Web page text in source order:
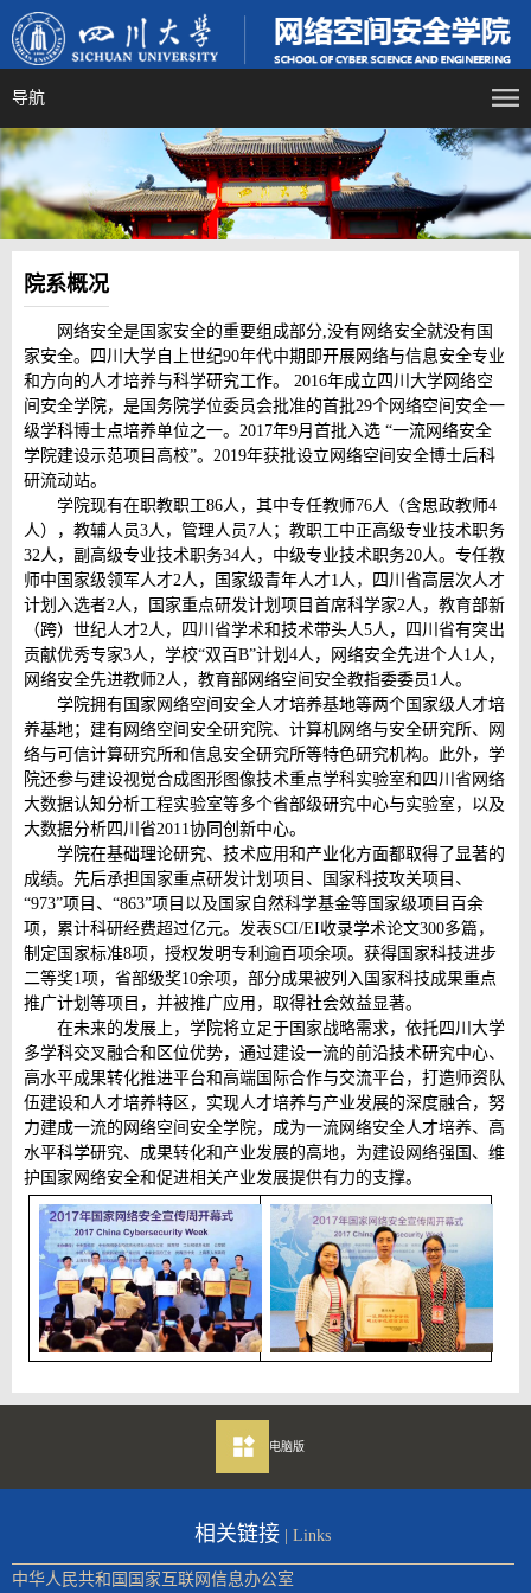
导航
院系概况
网络安全是国家安全的重要组成部分,没有网络安全就没有国
家安全。四川大学自上世纪90年代中期即开展网络与信息安全专业
和方向的人才培养与科学研究工作。 2016年成立四川大学网络空
间安全学院，是国务院学位委员会批准的首批29个网络空间安全一
级学科博士点培养单位之一。2017年9月首批入选 “一流网络安全
学院建设示范项目高校”。2019年获批设立网络空间安全博士后科
研流动站。
学院现有在职教职工86人，其中专任教师76人（含思政教师4
人），教辅人员3人，管理人员7人；教职工中正高级专业技术职务
32人，副高级专业技术职务34人，中级专业技术职务20人。专任教
师中国家级领军人才2人，国家级青年人才1人，四川省高层次人才
计划入选者2人，国家重点研发计划项目首席科学家2人，教育部新
（跨）世纪人才2人，四川省学术和技术带头人5人，四川省有突出
贡献优秀专家3人，学校“双百B”计划4人，网络安全先进个人1人，
网络安全先进教师2人，教育部网络空间安全教指委委员1人。
学院拥有国家网络空间安全人才培养基地等两个国家级人才培
养基地；建有网络空间安全研究院、计算机网络与安全研究所、网
络与可信计算研究所和信息安全研究所等特色研究机构。此外，学
院还参与建设视觉合成图形图像技术重点学科实验室和四川省网络
大数据认知分析工程实验室等多个省部级研究中心与实验室，以及
大数据分析四川省2011协同创新中心。
学院在基础理论研究、技术应用和产业化方面都取得了显著的
成绩。先后承担国家重点研发计划项目、国家科技攻关项目、
“973”项目、“863”项目以及国家自然科学基金等国家级项目百余
项，累计科研经费超过亿元。发表SCI/EI收录学术论文300多篇，
制定国家标准8项，授权发明专利逾百项余项。获得国家科技进步
二等奖1项，省部级奖10余项，部分成果被列入国家科技成果重点
推广计划等项目，并被推广应用，取得社会效益显著。
在未来的发展上，学院将立足于国家战略需求，依托四川大学
多学科交叉融合和区位优势，通过建设一流的前沿技术研究中心、
高水平成果转化推进平台和高端国际合作与交流平台，打造师资队
伍建设和人才培养特区，实现人才培养与产业发展的深度融合，努
力建成一流的网络空间安全学院，成为一流网络安全人才培养、高
水平科学研究、成果转化和产业发展的高地，为建设网络强国、维
护国家网络安全和促进相关产业发展提供有力的支撑。
电脑版
相关链接 | Links
中华人民共和国国家互联网信息办公室